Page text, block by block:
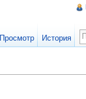
Просмотр История